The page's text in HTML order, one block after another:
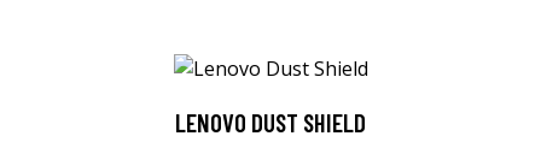
LENOVO DUST SHIELD